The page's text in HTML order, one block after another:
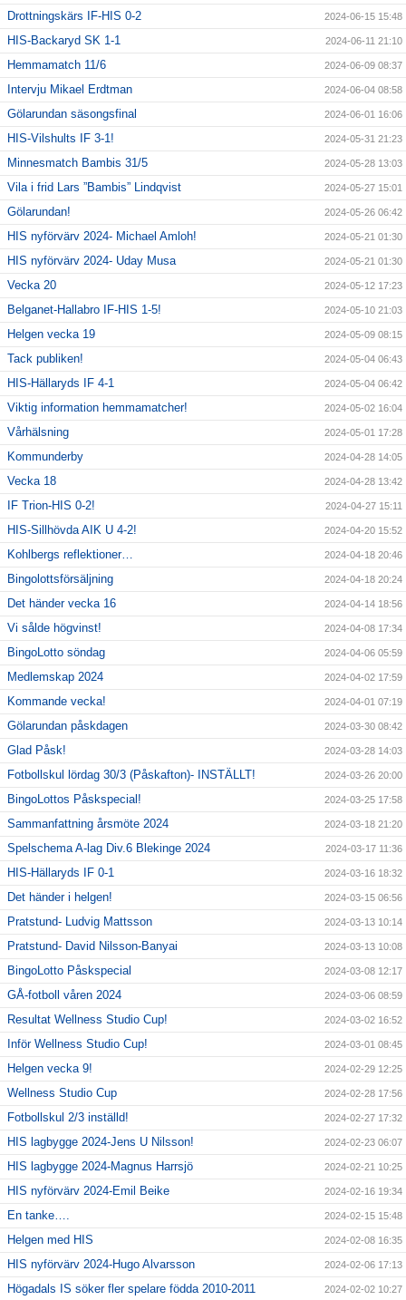
Drottningskärs IF-HIS 0-2 2024-06-15 15:48
HIS-Backaryd SK 1-1 2024-06-11 21:10
Hemmamatch 11/6 2024-06-09 08:37
Intervju Mikael Erdtman 2024-06-04 08:58
Gölarundan säsongsfinal 2024-06-01 16:06
HIS-Vilshults IF 3-1! 2024-05-31 21:23
Minnesmatch Bambis 31/5 2024-05-28 13:03
Vila i frid Lars ”Bambis” Lindqvist 2024-05-27 15:01
Gölarundan! 2024-05-26 06:42
HIS nyförvärv 2024- Michael Amloh! 2024-05-21 01:30
HIS nyförvärv 2024- Uday Musa 2024-05-21 01:30
Vecka 20 2024-05-12 17:23
Belganet-Hallabro IF-HIS 1-5! 2024-05-10 21:03
Helgen vecka 19 2024-05-09 08:15
Tack publiken! 2024-05-04 06:43
HIS-Hällaryds IF 4-1 2024-05-04 06:42
Viktig information hemmamatcher! 2024-05-02 16:04
Vårhälsning 2024-05-01 17:28
Kommunderby 2024-04-28 14:05
Vecka 18 2024-04-28 13:42
IF Trion-HIS 0-2! 2024-04-27 15:11
HIS-Sillhövda AIK U 4-2! 2024-04-20 15:52
Kohlbergs reflektioner… 2024-04-18 20:46
Bingolottsförsäljning 2024-04-18 20:24
Det händer vecka 16 2024-04-14 18:56
Vi sålde högvinst! 2024-04-08 17:34
BingoLotto söndag 2024-04-06 05:59
Medlemskap 2024 2024-04-02 17:59
Kommande vecka! 2024-04-01 07:19
Gölarundan påskdagen 2024-03-30 08:42
Glad Påsk! 2024-03-28 14:03
Fotbollskul lördag 30/3 (Påskafton)- INSTÄLLT! 2024-03-26 20:00
BingoLottos Påskspecial! 2024-03-25 17:58
Sammanfattning årsmöte 2024 2024-03-18 21:20
Spelschema A-lag Div.6 Blekinge 2024 2024-03-17 11:36
HIS-Hällaryds IF 0-1 2024-03-16 18:32
Det händer i helgen! 2024-03-15 06:56
Pratstund- Ludvig Mattsson 2024-03-13 10:14
Pratstund- David Nilsson-Banyai 2024-03-13 10:08
BingoLotto Påskspecial 2024-03-08 12:17
GÅ-fotboll våren 2024 2024-03-06 08:59
Resultat Wellness Studio Cup! 2024-03-02 16:52
Inför Wellness Studio Cup! 2024-03-01 08:45
Helgen vecka 9! 2024-02-29 12:25
Wellness Studio Cup 2024-02-28 17:56
Fotbollskul 2/3 inställd! 2024-02-27 17:32
HIS lagbygge 2024-Jens U Nilsson! 2024-02-23 06:07
HIS lagbygge 2024-Magnus Harrsjö 2024-02-21 10:25
HIS nyförvärv 2024-Emil Beike 2024-02-16 19:34
En tanke…. 2024-02-15 15:48
Helgen med HIS 2024-02-08 16:35
HIS nyförvärv 2024-Hugo Alvarsson 2024-02-06 17:13
Högadals IS söker fler spelare födda 2010-2011 2024-02-02 10:27